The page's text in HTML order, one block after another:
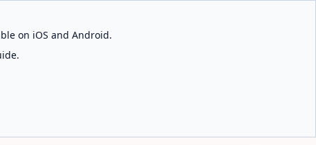
on iOS and Android.